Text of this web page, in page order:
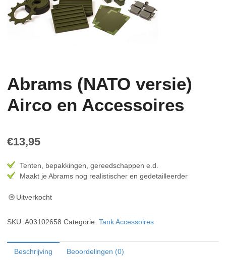
Abrams (NATO versie)
Airco en Accessoires
€13,95
Tenten, bepakkingen, gereedschappen e.d.
Maakt je Abrams nog realistischer en gedetailleerder
Uitverkocht
SKU: A03102658 Categorie: Tank Accessoires
Beschrijving Beoordelingen (0)